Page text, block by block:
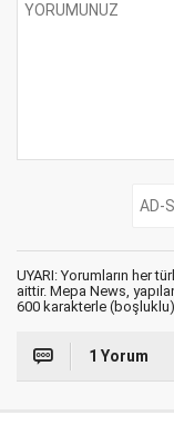
UYARI: Yorumların her
aittir. Mepa News,
600 karakterle (boşluklu)
1 Yorum